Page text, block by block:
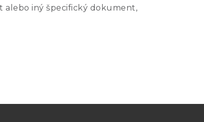
alebo iný špecifický dokument,